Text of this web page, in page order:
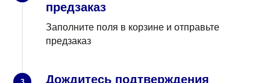
предзаказ
Заполните поля в корзине и отправьте
предзаказ
Дождитесь подтверждения